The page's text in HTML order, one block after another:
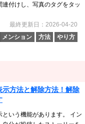
付けし、写真のタグをタッ
最終更新日：2026-04-20
メンション 方法 やり方
方法と解除方法！解除
いう機能があります。 イン